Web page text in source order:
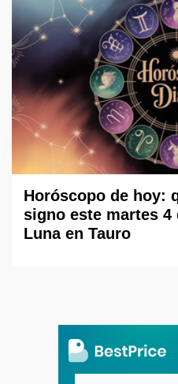
Horóscopo de hoy:
signo este martes 4
Luna en Tauro